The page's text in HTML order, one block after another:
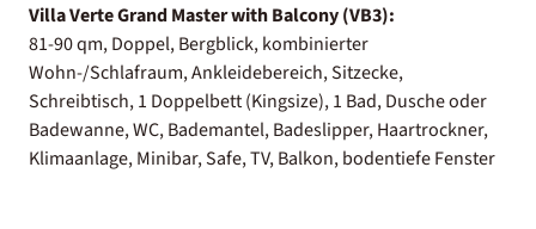
Villa Verte Grand Master with Balcony (VB3):
81-90 qm, Doppel, Bergblick, kombinierter
Wohn-/Schlafraum, Ankleidebereich, Sitzecke,
Schreibtisch, 1 Doppelbett (Kingsize), 1 Bad, Dusche oder
Badewanne, WC, Bademantel, Badeslipper, Haartrockner,
Klimaanlage, Minibar, Safe, TV, Balkon, bodentiefe Fenster